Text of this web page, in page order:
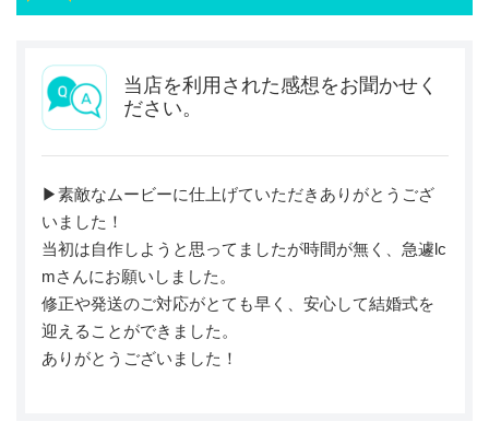
当店を利用された感想をお聞かせく
ださい。
▶︎素敵なムービーに仕上げていただきありがとうござ
いました！
当初は自作しようと思ってましたが時間が無く、急遽lc
mさんにお願いしました。
修正や発送のご対応がとても早く、安心して結婚式を
迎えることができました。
ありがとうございました！